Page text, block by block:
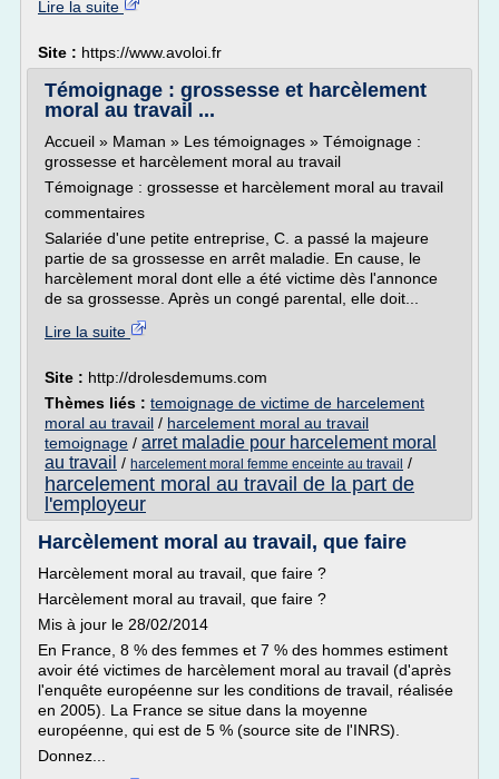
Lire la suite
Site : https://www.avoloi.fr
Témoignage : grossesse et harcèlement
moral au travail ...
Accueil » Maman » Les témoignages » Témoignage :
grossesse et harcèlement moral au travail
Témoignage : grossesse et harcèlement moral au travail
commentaires
Salariée d'une petite entreprise, C. a passé la majeure
partie de sa grossesse en arrêt maladie. En cause, le
harcèlement moral dont elle a été victime dès l'annonce
de sa grossesse. Après un congé parental, elle doit...
Lire la suite
Site : http://drolesdemums.com
Thèmes liés : temoignage de victime de harcelement
moral au travail / harcelement moral au travail
temoignage / arret maladie pour harcelement moral
au travail / harcelement moral femme enceinte au travail /
harcelement moral au travail de la part de
l'employeur
Harcèlement moral au travail, que faire
Harcèlement moral au travail, que faire ?
Harcèlement moral au travail, que faire ?
Mis à jour le 28/02/2014
En France, 8 % des femmes et 7 % des hommes estiment
avoir été victimes de harcèlement moral au travail (d'après
l'enquête européenne sur les conditions de travail, réalisée
en 2005). La France se situe dans la moyenne
européenne, qui est de 5 % (source site de l'INRS).
Donnez...